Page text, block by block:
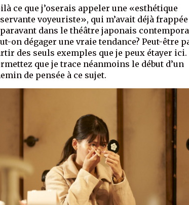
ce que j’oserais appeler une «esthétique
voyeuriste», qui m’avait déjà frappée
dans le théâtre japonais
on dégager une vraie tendance? Peut-être
des seuls exemples que je peux étayer
que je trace néanmoins le début d’un
de pensée à ce sujet.